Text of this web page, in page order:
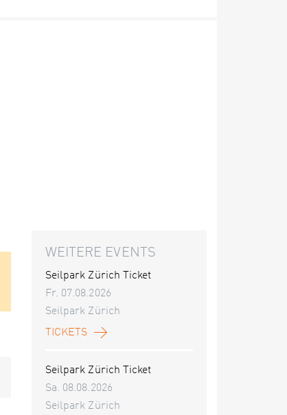
WEITERE EVENTS
Seilpark Zürich Ticket
Fr. 07.08.2026
Seilpark Zürich
TICKETS
Seilpark Zürich Ticket
Sa. 08.08.2026
Seilpark Zürich